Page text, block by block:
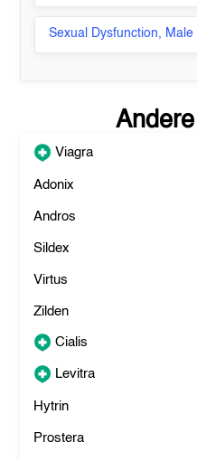
Sexual Dysfunction, Male
Viagra
Adonix
Andros
Sildex
Virtus
Zilden
Cialis
Levitra
Hytrin
Prostera